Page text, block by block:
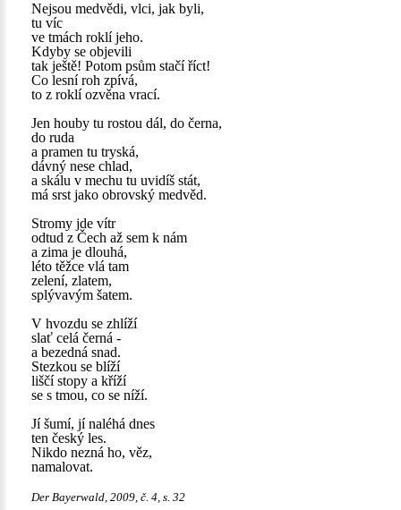
Nejsou medvědi, vlci, jak byli,
tu víc
ve tmách roklí jeho.
Kdyby se objevili
tak ještě! Potom psům stačí říct!
Co lesní roh zpívá,
to z roklí ozvěna vrací.
Jen houby tu rostou dál, do černa,
do ruda
a pramen tu tryská,
dávný nese chlad,
a skálu v mechu tu uvidíš stát,
má srst jako obrovský medvěd.
Stromy jde vítr
odtud z Čech až sem k nám
a zima je dlouhá,
léto těžce vlá tam
zelení, zlatem,
splývavým šatem.
V hvozdu se zhlíží
slať celá černá -
a bezedná snad.
Stezkou se blíží
liščí stopy a kříží
se s tmou, co se níží.
Jí šumí, jí naléhá dnes
ten český les.
Nikdo nezná ho, věz,
namalovat.
Der Bayerwald, 2009, č. 4, s. 32